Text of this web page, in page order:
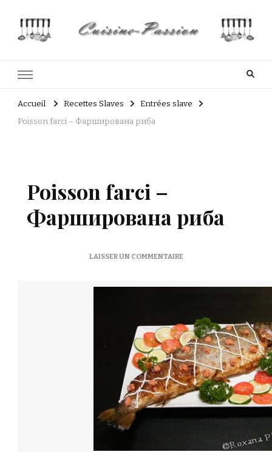
Accueil Recettes Slaves
Entrées slave
Poisson farci – Фарширована риба
Poisson farci –
Фарширована риба
LAISSER UN COMMENTAIRESUR